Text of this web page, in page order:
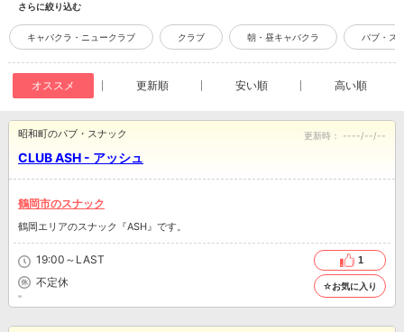
さらに絞り込む
キャバクラ・ニュークラブ クラブ 朝・昼キャバクラ パブ・ス
オススメ 更新順 安い順 高い順
CLUB ASH - アッシュ
昭和町のパブ・スナック 更新時： ----/--/--
鶴岡市のスナック
鶴岡エリアのスナック『ASH』です。
19:00～LAST
不定休
1
☆お気に入り